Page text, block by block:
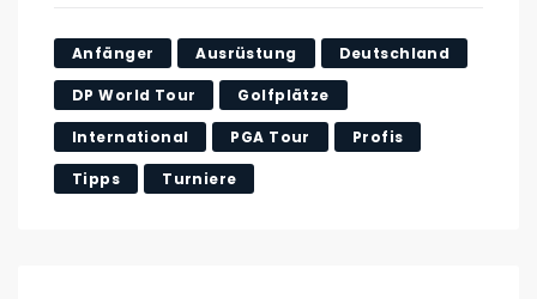
Anfänger Ausrüstung Deutschland
DP World Tour Golfplätze
International PGA Tour Profis
Tipps Turniere